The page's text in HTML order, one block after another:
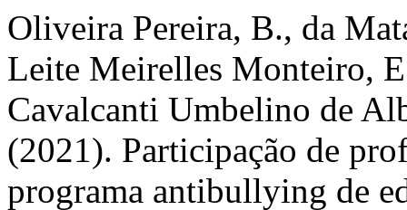
Oliveira Pereira, B., da
Leite Meirelles Monteiro,
Cavalcanti Umbelino de
(2021). Participação de
programa antibullying de